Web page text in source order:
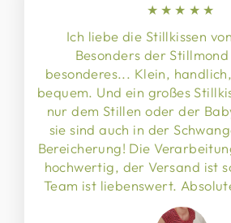
★★★★★
Ich liebe die Stillkissen
Besonders der
besonderes... Klein,
bequem. Und ein großes
nur dem Stillen oder der
sie sind auch in der
Bereicherung! Die
hochwertig, der Versand ist
Team ist liebenswert.